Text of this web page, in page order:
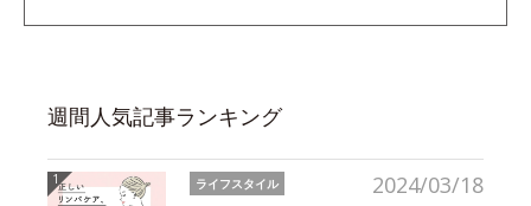
週間人気記事ランキング
2024/03/18
ライフスタイル